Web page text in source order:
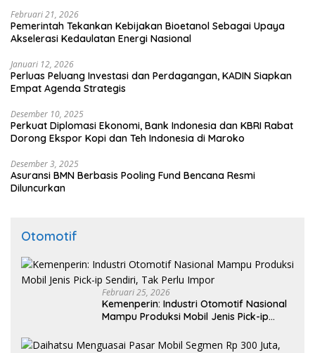
Februari 21, 2026
Pemerintah Tekankan Kebijakan Bioetanol Sebagai Upaya
Akselerasi Kedaulatan Energi Nasional
Januari 12, 2026
Perluas Peluang Investasi dan Perdagangan, KADIN Siapkan
Empat Agenda Strategis
Desember 10, 2025
Perkuat Diplomasi Ekonomi, Bank Indonesia dan KBRI Rabat
Dorong Ekspor Kopi dan Teh Indonesia di Maroko
Desember 3, 2025
Asuransi BMN Berbasis Pooling Fund Bencana Resmi
Diluncurkan
Otomotif
Februari 25, 2026
Kemenperin: Industri Otomotif Nasional
Mampu Produksi Mobil Jenis Pick-ip